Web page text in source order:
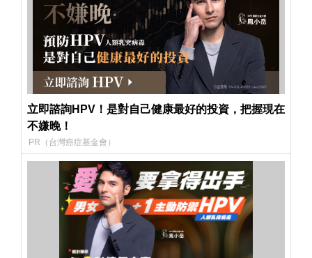
立即諮詢HPV！是對自己健康最好的投資，把握現在
不嫌晚！
PR（台灣癌症基金會）